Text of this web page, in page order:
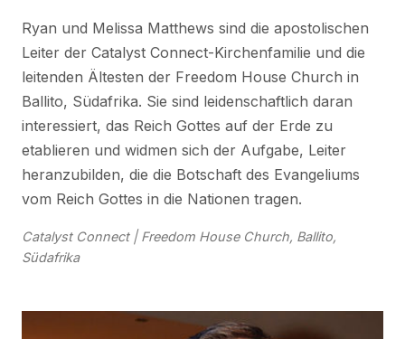
Ryan und Melissa Matthews sind die apostolischen
Leiter der Catalyst Connect-Kirchenfamilie und die
leitenden Ältesten der Freedom House Church in
Ballito, Südafrika. Sie sind leidenschaftlich daran
interessiert, das Reich Gottes auf der Erde zu
etablieren und widmen sich der Aufgabe, Leiter
heranzubilden, die die Botschaft des Evangeliums
vom Reich Gottes in die Nationen tragen.
Catalyst Connect| Freedom House Church, Ballito,
Südafrika